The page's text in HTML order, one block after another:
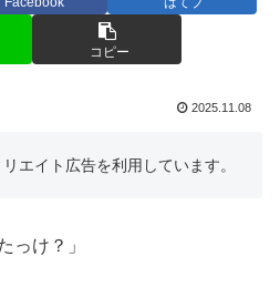
コピー
2025.11.08
エイト広告を利用しています。
っけ？」